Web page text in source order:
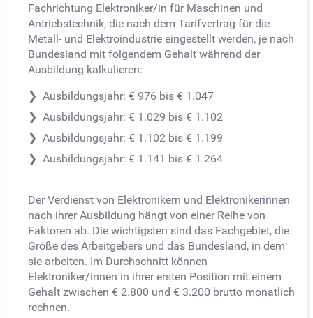
Fachrichtung Elektroniker/in für Maschinen und
Antriebstechnik, die nach dem Tarifvertrag für die
Metall- und Elektroindustrie eingestellt werden, je nach
Bundesland mit folgendem Gehalt während der
Ausbildung kalkulieren:
Ausbildungsjahr: € 976 bis € 1.047
Ausbildungsjahr: € 1.029 bis € 1.102
Ausbildungsjahr: € 1.102 bis € 1.199
Ausbildungsjahr: € 1.141 bis € 1.264
Der Verdienst von Elektronikern und Elektronikerinnen
nach ihrer Ausbildung hängt von einer Reihe von
Faktoren ab. Die wichtigsten sind das Fachgebiet, die
Größe des Arbeitgebers und das Bundesland, in dem
sie arbeiten. Im Durchschnitt können
Elektroniker/innen in ihrer ersten Position mit einem
Gehalt zwischen € 2.800 und € 3.200 brutto monatlich
rechnen.